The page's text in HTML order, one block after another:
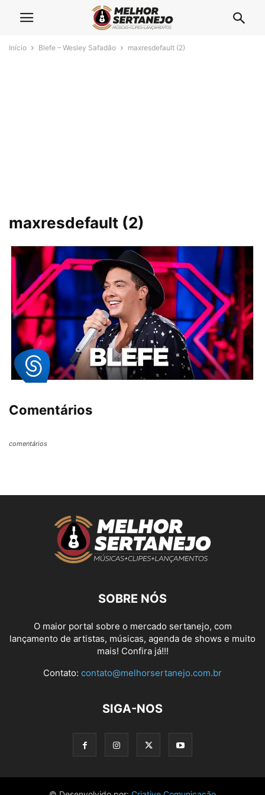
Início Blefe – Wesley Safadão maxresdefault (2)
maxresdefault (2)
Comentários
comentários
SOBRE NÓS
O maior portal sobre o mercado sertanejo, com
lançamento de artistas, músicas, agenda de shows e muito
mais! Confira já!!!
Contato: contato@melhorsertanejo.com.br
SIGA-NOS